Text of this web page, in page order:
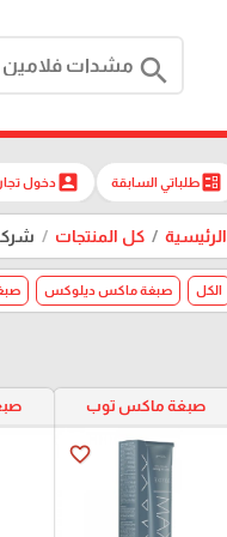
search
ballotطلباتي السابقة account_boxدخول
الرئيسية كل المنتجات
الكل صبغة ماكس ديلوكس
صبغة ماكس توب
favorite_border